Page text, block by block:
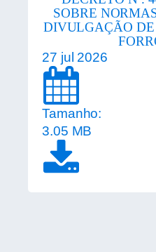
SOBRE
DIVULGAÇÃO
27 jul 2026
Tamanho:
3.05 MB